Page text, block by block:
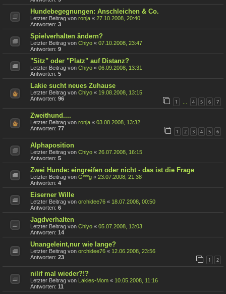
Hundebegegnungen: Anschleichen & Co.
Letzter Beitrag von ronja « 27.10.2008, 20:40
Antworten: 3
Spielverhalten ändern?
Letzter Beitrag von Chiyo « 07.10.2008, 23:47
Antworten: 9
"Sitz" oder "Platz" auf Distanz?
Letzter Beitrag von Chiyo « 06.09.2008, 13:31
Antworten: 5
Lakie sucht neues Zuhause
Letzter Beitrag von Chiyo « 19.08.2008, 13:15
Antworten: 96 1 4 5 6 7
Zweithund....
Letzter Beitrag von ronja « 03.08.2008, 13:32
Antworten: 77 1 2 3 4 5 6
Alphaposition
Letzter Beitrag von Chiyo « 26.07.2008, 16:15
Antworten: 5
Zwei Hunde: eingreifen oder nicht - das ist die Frage
Letzter Beitrag von G***g « 23.07.2008, 21:38
Antworten: 4
Eiserner Wille
Letzter Beitrag von orchidee76 « 18.07.2008, 00:50
Antworten: 6
Jagdverhalten
Letzter Beitrag von Chiyo « 05.07.2008, 13:03
Antworten: 14
Unangeleint,nur wie lange?
Letzter Beitrag von orchidee76 « 12.06.2008, 23:56
Antworten: 23 1 2
nilif mal wieder?!?
Letzter Beitrag von Lakies-Mom « 10.05.2008, 11:16
Antworten: 11